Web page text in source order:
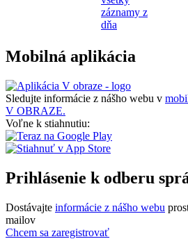
záznamy z
dňa
Mobilná aplikácia
Sledujte informácie z nášho webu v
V OBRAZE.
Voľne k stiahnutiu:
Prihlásenie k odberu
Dostávajte informácie z nášho webu
mailov
Chcem sa zaregistrovať